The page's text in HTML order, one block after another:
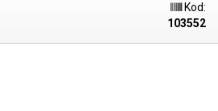
pracy, na przykład w
styropianowych do izolacji i okładzin
podłóg w domach lub do produkcji
Kod:
103552